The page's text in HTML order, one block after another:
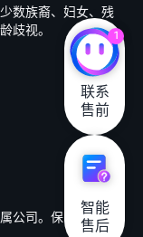
数族裔、妇女、残
歧视。
公司。保留所有权
1
联系
售前
智能
售后